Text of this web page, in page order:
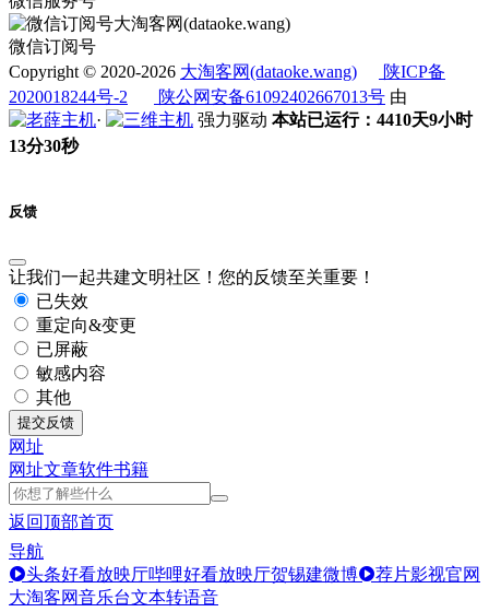
微信订阅号
Copyright © 2020-2026 大淘客网(dataoke.wang)
陕ICP备
2020018244号-2
陕公网安备61092402667013号 由
·
强力驱动 本站已运行：4410天9小时
13分31秒
反馈
让我们一起共建文明社区！您的反馈至关重要！
已失效
重定向&变更
已屏蔽
敏感内容
其他
提交反馈
网址
网址文章软件书籍
返回顶部首页
导航
头条好看放映厅哔哩好看放映厅贺锡建微博
荐片影视官网
大淘客网音乐台文本转语音